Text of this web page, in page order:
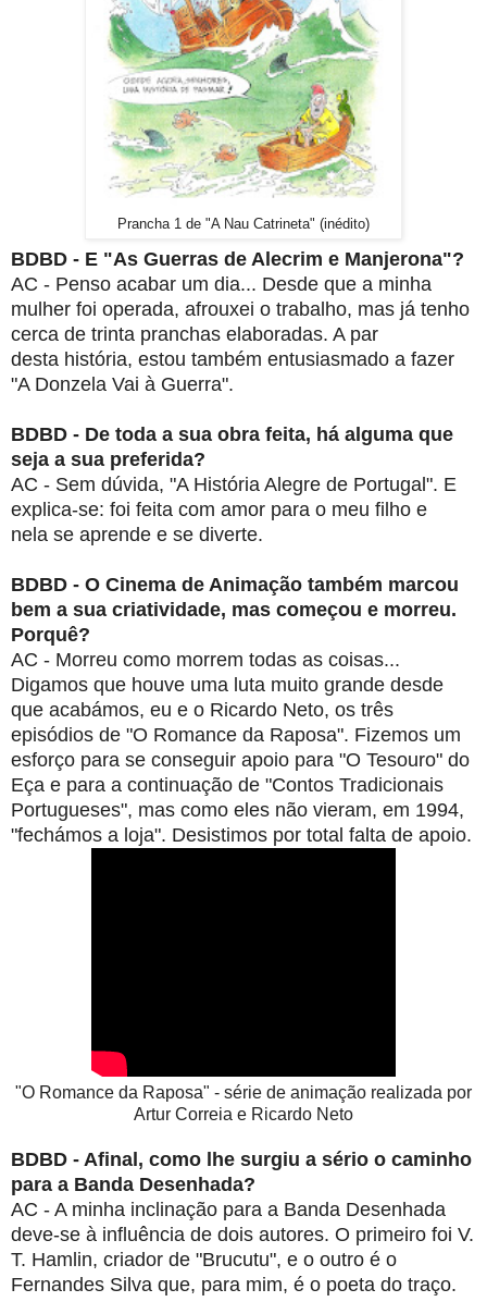
Prancha 1 de "A Nau Catrineta" (inédito)
BDBD - E "As Guerras de Alecrim e Manjerona"?
AC - Penso acabar um dia... Desde que a minha
mulher foi operada, afrouxei o trabalho, mas já tenho
cerca de trinta pranchas elaboradas. A par
desta história, estou também entusiasmado a fazer
"A Donzela Vai à Guerra".
BDBD - De toda a sua obra feita, há alguma que
seja a sua preferida?
AC - Sem dúvida, "A História Alegre de Portugal". E
explica-se: foi feita com amor para o meu filho e
nela se aprende e se diverte.
BDBD - O Cinema de Animação também marcou
bem a sua criatividade, mas começou e morreu.
Porquê?
AC - Morreu como morrem todas as coisas...
Digamos que houve uma luta muito grande desde
que acabámos, eu e o Ricardo Neto, os três
episódios de "O Romance da Raposa". Fizemos um
esforço para se conseguir apoio para "O Tesouro" do
Eça e para a continuação de "Contos Tradicionais
Portugueses", mas como eles não vieram, em 1994,
"fechámos a loja". Desistimos por total falta de apoio.
"O Romance da Raposa" - série de animação realizada por
Artur Correia e Ricardo Neto
BDBD - Afinal, como lhe surgiu a sério o caminho
para a Banda Desenhada?
AC - A minha inclinação para a Banda Desenhada
deve-se à influência de dois autores. O primeiro foi V.
T. Hamlin, criador de "Brucutu", e o outro é o
Fernandes Silva que, para mim, é o poeta do traço.